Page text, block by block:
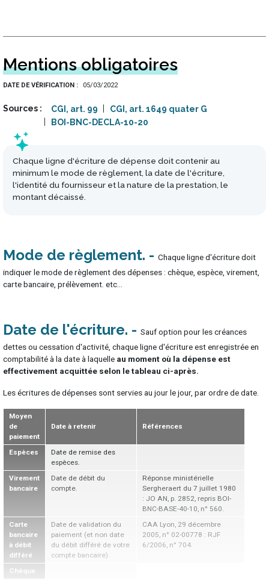
Mentions obligatoires
DATE DE VÉRIFICATION 05/03/2022
Sources CGI, art. 99
CGI, art. 1649 quater G
BOI-BNC-DECLA-10-20
Chaque ligne d'écriture de dépense doit contenir au
minimum le mode de règlement, la date de l'écriture,
l'identité du fournisseur et la nature de la prestation, le
montant décaissé.
Mode de règlement
Chaque ligne d'écriture doit
indiquer le mode de règlement des dépenses : chèque, espèce, virement,
carte bancaire, prélèvement. etc...
Date de l'écriture
Sauf option pour les créances
dettes ou cessation d'activité, chaque ligne d'écriture est enregistrée en
comptabilité à la date à laquelle au moment où la dépense est
effectivement acquittée selon le tableau ci-après.
Les écritures de dépenses sont servies au jour le jour, par ordre de date.
Moyen
de
paiement
Date à retenir Références
Espèces
Date de remise des
espèces.
Virement
bancaire
Date de débit du
compte.
Réponse ministérielle
Sergheraert du 7 juillet 1980
: JO AN, p. 2852, repris BOI-
BNC-BASE-40-10, n° 560.
Carte
bancaire
à débit
différé
Date de validation du
paiement (et non date
du débit différé de votre
compte bancaire).
CAA Lyon, 29 décembre
2005, n° 02-00778 : RJF
6/2006, n° 704.
Chèque